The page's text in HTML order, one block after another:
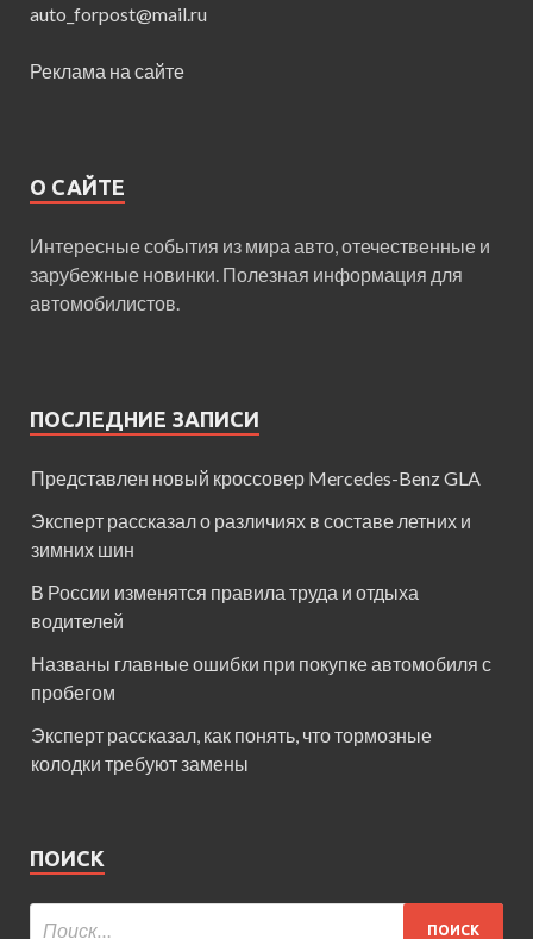
auto_forpost@mail.ru
Реклама на сайте
О САЙТЕ
Интересные события из мира авто, отечественные и
зарубежные новинки. Полезная информация для
автомобилистов.
ПОСЛЕДНИЕ ЗАПИСИ
Представлен новый кроссовер Mercedes-Benz GLA
Эксперт рассказал о различиях в составе летних и
зимних шин
В России изменятся правила труда и отдыха
водителей
Названы главные ошибки при покупке автомобиля с
пробегом
Эксперт рассказал, как понять, что тормозные
колодки требуют замены
ПОИСК